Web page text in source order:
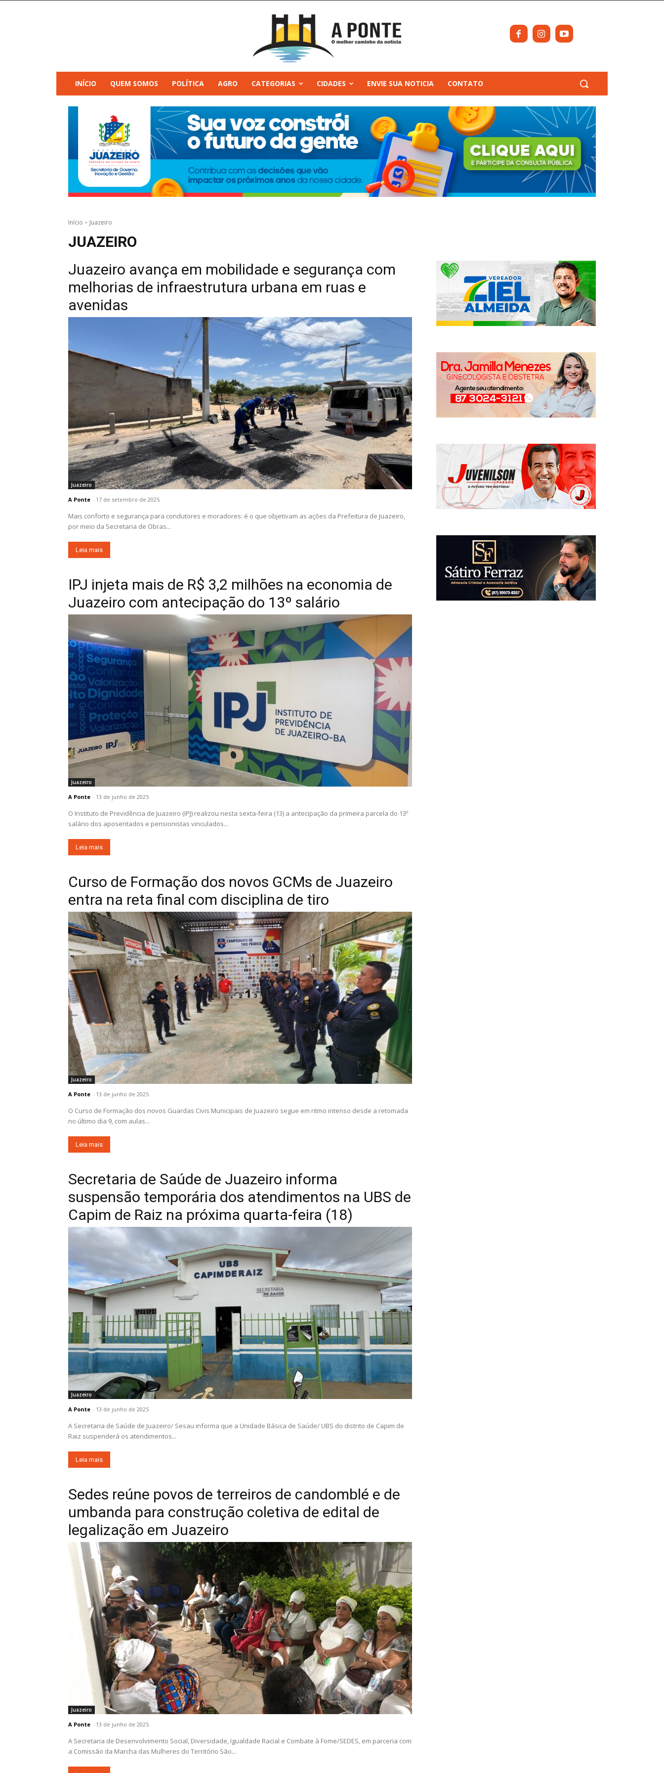
INÍCIO QUEM SOMOS POLÍTICA AGRO CATEGORIAS CIDADES ENVIE SUA NOTICIA CONTATO
Início Juazeiro
JUAZEIRO
Juazeiro avança em mobilidade e segurança com
melhorias de infraestrutura urbana em ruas e
avenidas
Juazeiro
A Ponte - 17 de setembro de 2025
Mais conforto e segurança para condutores e moradores: é o que objetivam as ações da Prefeitura de Juazeiro,
por meio da Secretaria de Obras...
Leia mais
IPJ injeta mais de R$ 3,2 milhões na economia de
Juazeiro com antecipação do 13º salário
Juazeiro
A Ponte - 13 de junho de 2025
O Instituto de Previdência de Juazeiro (IPJ) realizou nesta sexta-feira (13) a antecipação da primeira parcela do 13º
salário dos aposentados e pensionistas vinculados...
Leia mais
Curso de Formação dos novos GCMs de Juazeiro
entra na reta final com disciplina de tiro
Juazeiro
A Ponte - 13 de junho de 2025
O Curso de Formação dos novos Guardas Civis Municipais de Juazeiro segue em ritmo intenso desde a retomada
no último dia 9, com aulas...
Leia mais
Secretaria de Saúde de Juazeiro informa
suspensão temporária dos atendimentos na UBS de
Capim de Raiz na próxima quarta-feira (18)
Juazeiro
A Ponte - 13 de junho de 2025
A Secretaria de Saúde de Juazeiro/ Sesau informa que a Unidade Básica de Saúde/ UBS do distrito de Capim de
Raiz suspenderá os atendimentos...
Leia mais
Sedes reúne povos de terreiros de candomblé e de
umbanda para construção coletiva de edital de
legalização em Juazeiro
Juazeiro
A Ponte - 13 de junho de 2025
A Secretaria de Desenvolvimento Social, Diversidade, Igualdade Racial e Combate à Fome/SEDES, em parceria com
a Comissão da Marcha das Mulheres do Território São...